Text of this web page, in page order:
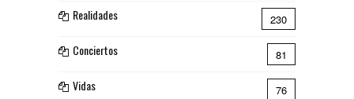
Realidades 230
Conciertos 81
Vidas 76